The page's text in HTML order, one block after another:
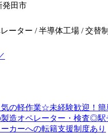
発田市
ーター / 半導体工場 / 交替制